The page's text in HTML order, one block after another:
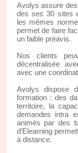
Avolys assure
des ses 30 sites
les mêmes
permet de faire
un faible préavis.
Nos clients
décentralisée
avec une
Avolys dispose
formation : des
territoire, la
demandes intra
animés par des
d’Elearning
à distance.